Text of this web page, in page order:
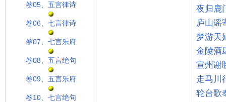
卷05、五言律诗
卷06、七言律诗
卷07、七言乐府
卷08、五言绝句
卷09、五言乐府
卷10、七言绝句
夜归鹿
庐山谣
梦游天
金陵酒
宣州谢
走马川
轮台歌